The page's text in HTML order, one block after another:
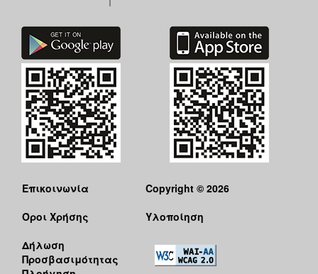
Επικοινωνία
Όροι Χρήσης
Δήλωση
Προσβασιμότητας
Copyright © 2026
Υλοποίηση